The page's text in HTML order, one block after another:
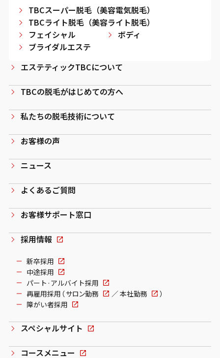
TBCスーパー脱毛（美容電気脱毛）
TBCライト脱毛（美容ライト脱毛）
フェイシャル
ボディ
ブライダルエステ
エステティックTBCについて
TBCの脱毛がはじめての方へ
私たちの脱毛技術について
お客様の声
ニュース
よくあるご質問
お客様サポート窓口
採用情報
新卒採用
中途採用
パート·アルバイト採用
再雇用採用（ サロン勤務 ／本社勤務
）
障がい者採用
スペシャルサイト
コースメニュー